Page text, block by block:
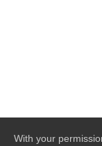
With your